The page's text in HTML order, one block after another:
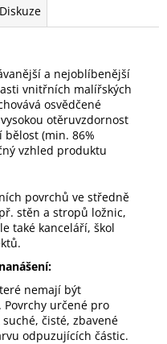
Diskuze
a nejoblíbenější
vnitřních malířských
osvědčené
otěruvzdornost
bělost (min. 86%
vzhled produktu
povrchů ve středně
stěn a stropů ložnic,
také kanceláří, škol
nemají být
určené pro
čisté, zbavené
odpuzujících částic.